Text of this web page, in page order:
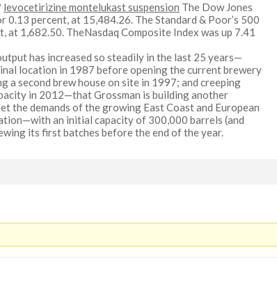
levocetirizine montelukast suspension The Dow Jones
percent, at 15,484.26. The Standard & Poor’s 500
at 1,682.50. TheNasdaq Composite Index was up 7.41
has increased so steadily in the last 25 years—
location in 1987 before opening the current brewery
second brew house on site in 1997; and creeping
in 2012—that Grossman is building another
the demands of the growing East Coast and European
an initial capacity of 300,000 barrels (and
its first batches before the end of the year.